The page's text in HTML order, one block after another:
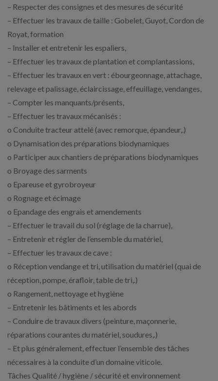
– Respecter des consignes et des mesures de sécurité
– Effectuer les travaux de taille : Gobelet, Guyot, Cordon de
Royat, formation
– Installer et entretenir les espaliers,
– Effectuer les travaux de plantation et complantassions,
– Effectuer les travaux en vert : ébourgeonnage, attachage,
relevage et palissage, éclaircissage, effeuillage, vendanges,
– Compter les manquants/présents,
– Effectuer les travaux mécanisés :
o Conduite tracteur attelé (avec remorque, épandeur,.)
o Dynamisation des préparations biodynamiques
o Participer aux chantiers de préparations biodynamiques
o Broyage des sarments
o Epareuse et gyrobroyeur
o Rognage et écimage
o Epandage des engrais et amendements
– Effectuer le travail du sol (réglage de la charrue),
– Entretenir et régler de l’ensemble du matériel,
– Effectuer les travaux de cave :
o Réception vendange et tri, utilisation du matériel (quai de
réception, pompe, érafloir, table de tri,.)
o Rangement, nettoyage et hygiène
– Entretenir les bâtiments et les abords
– Conduire de travaux divers (peinture, maçonnerie,
réparations courantes du matériel, soudures,.)
– Et plus généralement, effectuer l’ensemble des tâches
nécessaires à la conduite d’un domaine viticole.
Tâches Qualité / hygiène / sécurité et environnement